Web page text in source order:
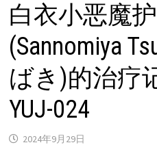
白衣小恶魔
(Sannomiya
ばき)的治疗
YUJ-024
2024年9月29日